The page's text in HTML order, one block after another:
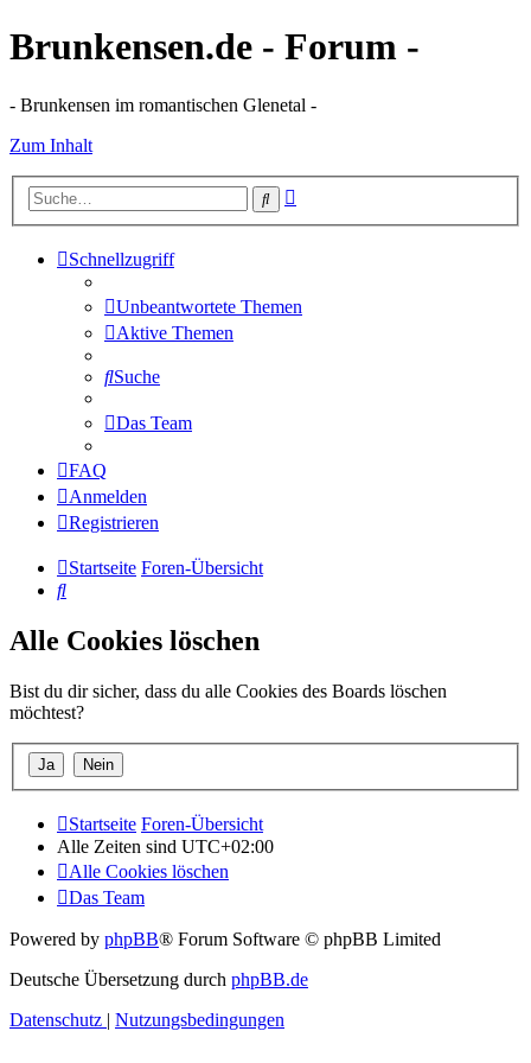
Brunkensen.de - Forum -
- Brunkensen im romantischen Glenetal -
Zum Inhalt
Suche
Schnellzugriff
Unbeantwortete Themen
Aktive Themen
Suche
Das Team
FAQ
Anmelden
Registrieren
Startseite Foren-Übersicht
Suche
Alle Cookies löschen
Bist du dir sicher, dass du alle Cookies des Boards löschen
möchtest?
Startseite Foren-Übersicht
Alle Zeiten sind UTC+02:00
Alle Cookies löschen
Das Team
Powered by phpBB® Forum Software © phpBB Limited
Deutsche Übersetzung durch phpBB.de
Datenschutz | Nutzungsbedingungen